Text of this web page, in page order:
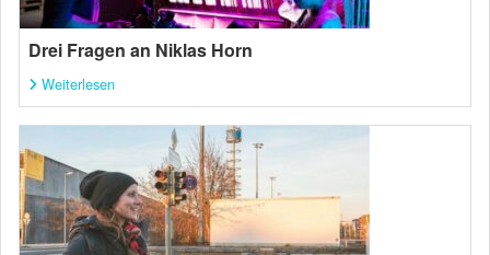
Drei Fragen an Niklas Horn
Weiterlesen